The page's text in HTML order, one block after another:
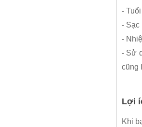
-
- Sạc
-
- Sử
cũng
Lợi
Khi